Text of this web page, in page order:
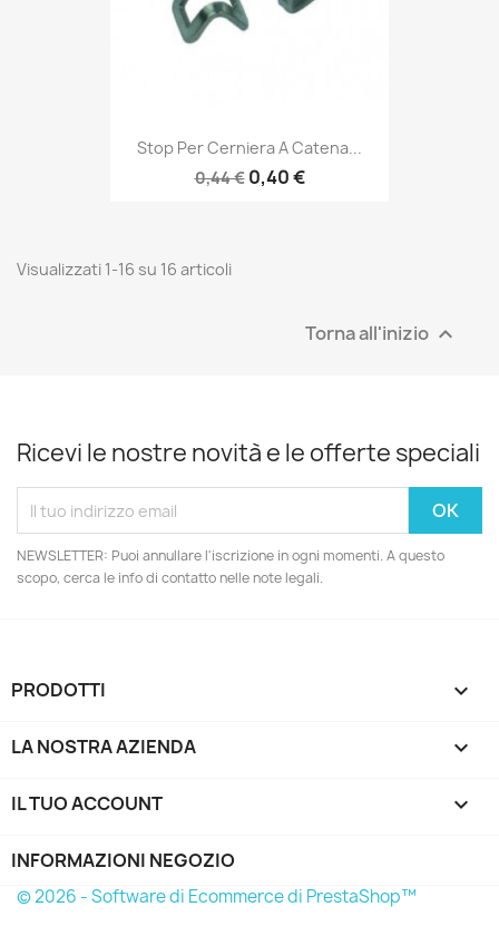
Stop Per Cerniera A Catena...
0,44 € 0,40 €
Visualizzati 1-16 su 16 articoli
Torna all'inizio 
Ricevi le nostre novità e le offerte speciali
NEWSLETTER: Puoi annullare l'iscrizione in ogni momenti. A questo
scopo, cerca le info di contatto nelle note legali.
PRODOTTI 
LA NOSTRA AZIENDA 
IL TUO ACCOUNT 
INFORMAZIONI NEGOZIO
© 2026 - Software di Ecommerce di PrestaShop™